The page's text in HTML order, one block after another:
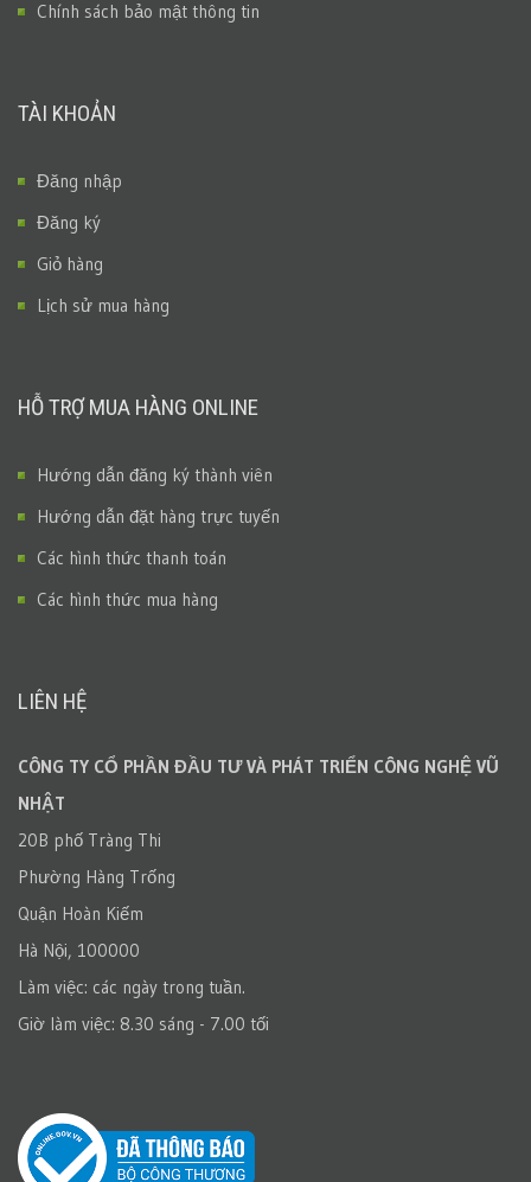
Chính sách bảo mật thông tin
TÀI KHOẢN
Đăng nhập
Đăng ký
Giỏ hàng
Lịch sử mua hàng
HỖ TRỢ MUA HÀNG ONLINE
Hướng dẫn đăng ký thành viên
Hướng dẫn đặt hàng trực tuyến
Các hình thức thanh toán
Các hình thức mua hàng
LIÊN HỆ
CÔNG TY CỔ PHẦN ĐẦU TƯ VÀ PHÁT TRIỂN CÔNG NGHỆ VŨ
NHẬT
20B phố Tràng Thi
Phường Hàng Trống
Quận Hoàn Kiếm
Hà Nội, 100000
Làm việc: các ngày trong tuần.
Giờ làm việc: 8.30 sáng - 7.00 tối